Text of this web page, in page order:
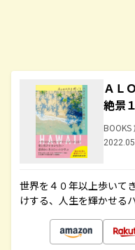
ＡＬ
絶景
BOOKS
世界を４０年以上歩いて
けする、人生を輝かせる